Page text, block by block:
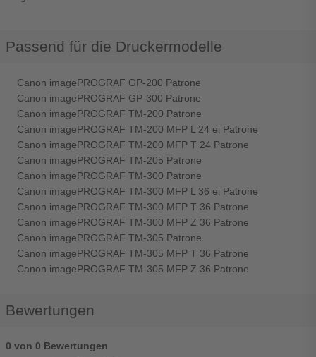
Passend für die Druckermodelle
Canon imagePROGRAF GP-200 Patrone
Canon imagePROGRAF GP-300 Patrone
Canon imagePROGRAF TM-200 Patrone
Canon imagePROGRAF TM-200 MFP L 24 ei Patrone
Canon imagePROGRAF TM-200 MFP T 24 Patrone
Canon imagePROGRAF TM-205 Patrone
Canon imagePROGRAF TM-300 Patrone
Canon imagePROGRAF TM-300 MFP L 36 ei Patrone
Canon imagePROGRAF TM-300 MFP T 36 Patrone
Canon imagePROGRAF TM-300 MFP Z 36 Patrone
Canon imagePROGRAF TM-305 Patrone
Canon imagePROGRAF TM-305 MFP T 36 Patrone
Canon imagePROGRAF TM-305 MFP Z 36 Patrone
Bewertungen
0 von 0 Bewertungen